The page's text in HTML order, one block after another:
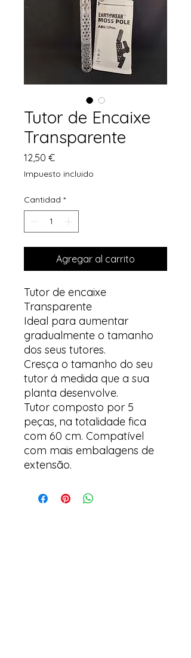
Tutor de Encaixe
Transparente
12,50 €Precio
Impuesto incluido
Cantidad *
Agregar al carrito
Tutor de encaixe
Transparente
Ideal para aumentar
gradualmente o tamanho
dos seus tutores.
Cresça o tamanho do seu
tutor á medida que a sua
planta desenvolve.
Tutor composto por 5
peças, na totalidade fica
com 60 cm. Compatível
com mais embalagens de
extensão.